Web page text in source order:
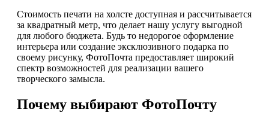
Стоимость печати на холсте доступная и рассчитывается
за квадратный метр, что делает нашу услугу выгодной
для любого бюджета. Будь то недорогое оформление
интерьера или создание эксклюзивного подарка по
своему рисунку, ФотоПочта предоставляет широкий
спектр возможностей для реализации вашего
творческого замысла.
Почему выбирают ФотоПочту